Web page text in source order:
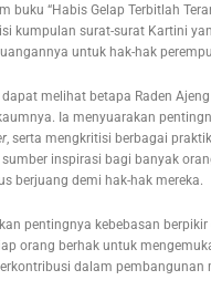
buku “Habis Gelap Terbitlah
kumpulan surat-surat Kartini
untuk hak-hak
melihat betapa Raden
Ia menyuarakan
, serta mengkritisi berbagai
inspirasi bagi banyak
berjuang demi hak-hak mereka.
pentingnya kebebasan
orang berhak untuk
dalam pembangunan